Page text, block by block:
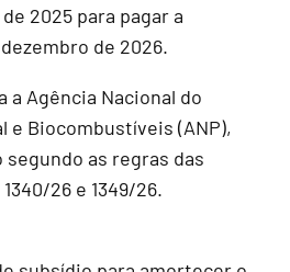
2025 para pagar a
de 2026.
a Agência Nacional do
e Biocombustíveis (ANP),
segundo as regras das
26 e 1349/26.